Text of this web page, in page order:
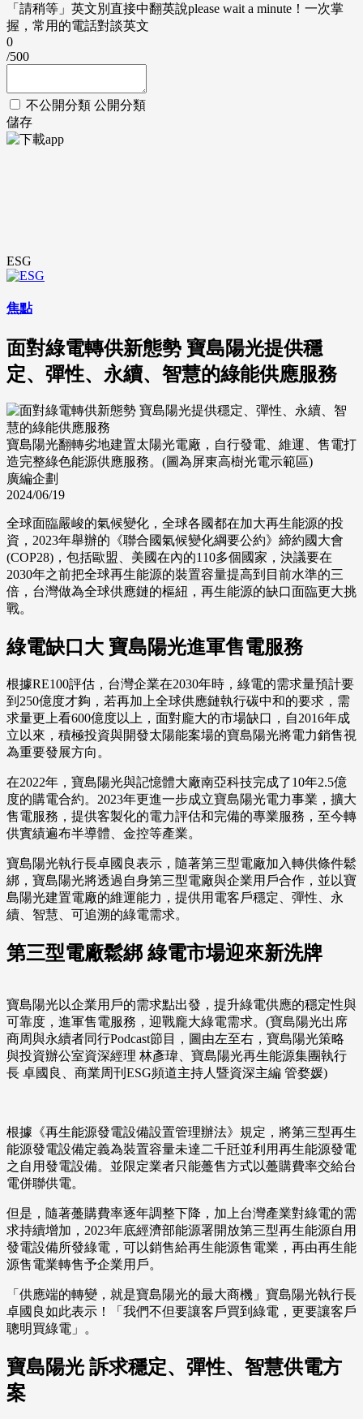
「請稍等」英文別直接中翻英說please wait a minute！一次掌
握，常用的電話對談英文
0
/500
不公開分類 公開分類
儲存
ESG
焦點
面對綠電轉供新態勢 寶島陽光提供穩
定、彈性、永續、智慧的綠能供應服務
寶島陽光翻轉劣地建置太陽光電廠，自行發電、維運、售電打
造完整綠色能源供應服務。(圖為屏東高樹光電示範區)
廣編企劃
2024/06/19
全球面臨嚴峻的氣候變化，全球各國都在加大再生能源的投
資，2023年舉辦的《聯合國氣候變化綱要公約》締約國大會
(COP28)，包括歐盟、美國在內的110多個國家，決議要在
2030年之前把全球再生能源的裝置容量提高到目前水準的三
倍，台灣做為全球供應鏈的樞紐，再生能源的缺口面臨更大挑
戰。
綠電缺口大 寶島陽光進軍售電服務
根據RE100評估，台灣企業在2030年時，綠電的需求量預計要
到250億度才夠，若再加上全球供應鏈執行碳中和的要求，需
求量更上看600億度以上，面對龐大的市場缺口，自2016年成
立以來，積極投資與開發太陽能案場的寶島陽光將電力銷售視
為重要發展方向。
在2022年，寶島陽光與記憶體大廠南亞科技完成了10年2.5億
度的購電合約。2023年更進一步成立寶島陽光電力事業，擴大
售電服務，提供客製化的電力評估和完備的專業服務，至今轉
供實績遍布半導體、金控等產業。
寶島陽光執行長卓國良表示，隨著第三型電廠加入轉供條件鬆
綁，寶島陽光將透過自身第三型電廠與企業用戶合作，並以寶
島陽光建置電廠的維運能力，提供用電客戶穩定、彈性、永
續、智慧、可追溯的綠電需求。
第三型電廠鬆綁 綠電市場迎來新洗牌
寶島陽光以企業用戶的需求點出發，提升綠電供應的穩定性與
可靠度，進軍售電服務，迎戰龐大綠電需求。(寶島陽光出席
商周與永續者同行Podcast節目，圖由左至右，寶島陽光策略
與投資辦公室資深經理 林彥瑋、寶島陽光再生能源集團執行
長 卓國良、商業周刊ESG頻道主持人暨資深主編 管婺媛)
根據《再生能源發電設備設置管理辦法》規定，將第三型再生
能源發電設備定義為裝置容量未達二千瓩並利用再生能源發電
之自用發電設備。並限定業者只能躉售方式以躉購費率交給台
電併聯供電。
但是，隨著躉購費率逐年調整下降，加上台灣產業對綠電的需
求持續增加，2023年底經濟部能源署開放第三型再生能源自用
發電設備所發綠電，可以銷售給再生能源售電業，再由再生能
源售電業轉售予企業用戶。
「供應端的轉變，就是寶島陽光的最大商機」寶島陽光執行長
卓國良如此表示！「我們不但要讓客戶買到綠電，更要讓客戶
聰明買綠電」。
寶島陽光 訴求穩定、彈性、智慧供電方
案